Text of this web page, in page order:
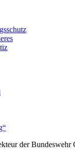
der Bundeswehr